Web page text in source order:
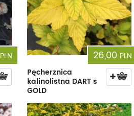
PLN
26,00 PLN
Pęcherznica
kalinolistna DART s
GOLD